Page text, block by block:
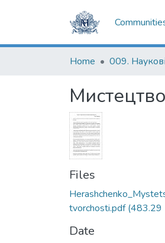
Home
Files
tvorchosti.pdf(483.29
Date